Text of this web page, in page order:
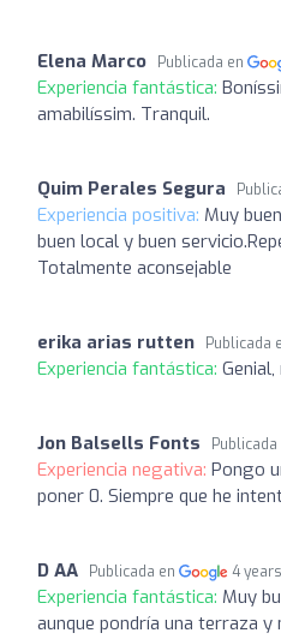
Elena Marco Publicada en
Experiencia fantástica:
amabilíssim. Tranquil.
Quim Perales Segura
Experiencia positiva: Muy
buen local y buen
Totalmente aconsejable
erika arias rutten Publicada
Experiencia fantástica:
Jon Balsells Fonts Publicada
Experiencia negativa: Pongo
poner 0. Siempre que he
D AA Publicada en 4
Experiencia fantástica: Muy
aunque pondría una terraza y